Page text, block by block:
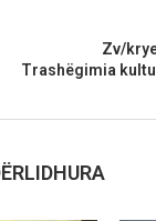
Zv/
Trashëgimia